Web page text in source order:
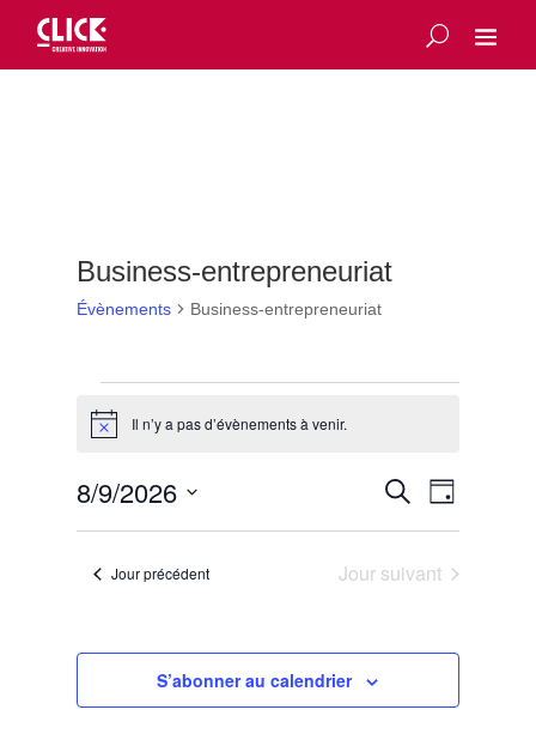
Business-entrepreneuriat
Évènements Business-entrepreneuriat
Évènements
for
août
2026
Notice Il n’y a pas d’évènements à venir.
Recherche
et
de
Évènements
Recherche
de
vues
Jour
8/9/2026
date.Jour précédent Jour suivant
S’abonner au calendrier